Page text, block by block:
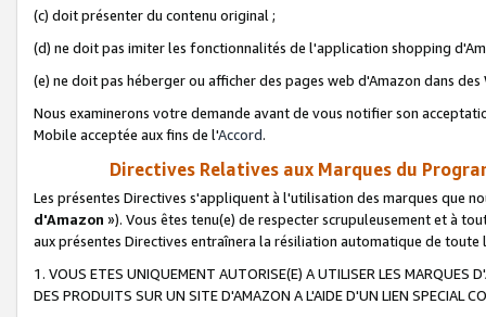
(c) doit présenter du contenu original ;
(d) ne doit pas imiter les fonctionnalités de l'application shopping
(e) ne doit pas héberger ou afficher des pages web d'Amazon dans
Nous examinerons votre demande avant de vous notifier son
Mobile acceptée aux fins de l'Accord.
Directives Relatives aux Marques du
Les présentes Directives s'appliquent à l'utilisation des marques que
d'Amazon »). Vous êtes tenu(e) de respecter scrupuleusement et à
aux présentes Directives entraînera la résiliation automatique de
1. VOUS ETES UNIQUEMENT AUTORISE(E) A UTILISER LES MARQUES
DES PRODUITS SUR UN SITE D'AMAZON A L'AIDE D'UN LIEN SPECIAL